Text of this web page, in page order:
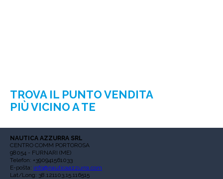
TROVA IL PUNTO VENDITA
PIÙ VICINO A TE
NAUTICA AZZURRA SRL
CENTRO COMM PORTOROSA
98054 - FURNARI (ME)
Telefon: +390941561033
E-pošta: info@nauticaazzurra.com
Lat/Long: 38.121103,15.116515